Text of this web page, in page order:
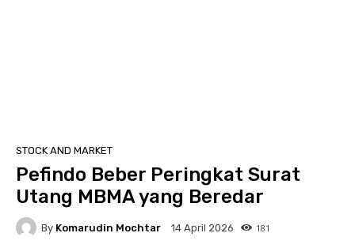
STOCK AND MARKET
Pefindo Beber Peringkat Surat
Utang MBMA yang Beredar
By Komarudin Mochtar 14 April 2026 181